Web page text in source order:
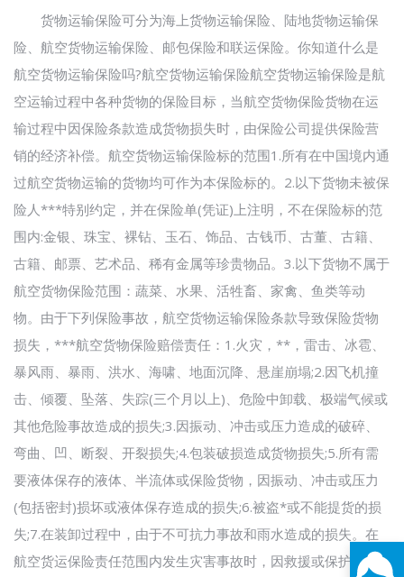
货物运输保险可分为海上货物运输保险、陆地货物运输保
险、航空货物运输保险、邮包保险和联运保险。你知道什么是
航空货物运输保险吗?航空货物运输保险航空货物运输保险是航
空运输过程中各种货物的保险目标，当航空货物保险货物在运
输过程中因保险条款造成货物损失时，由保险公司提供保险营
销的经济补偿。航空货物运输保险标的范围1.所有在中国境内通
过航空货物运输的货物均可作为本保险标的。2.以下货物未被保
险人***特别约定，并在保险单(凭证)上注明，不在保险标的范
围内:金银、珠宝、裸钻、玉石、饰品、古钱币、古董、古籍、
古籍、邮票、艺术品、稀有金属等珍贵物品。3.以下货物不属于
航空货物保险范围：蔬菜、水果、活牲畜、家禽、鱼类等动
物。由于下列保险事故，航空货物运输保险条款导致保险货物
损失，***航空货物保险赔偿责任：1.火灾，**，雷击、冰雹、
暴风雨、暴雨、洪水、海啸、地面沉降、悬崖崩塌;2.因飞机撞
击、倾覆、坠落、失踪(三个月以上)、危险中卸载、极端气候或
其他危险事故造成的损失;3.因振动、冲击或压力造成的破碎、
弯曲、凹、断裂、开裂损失;4.包装破损造成货物损失;5.所有需
要液体保存的液体、半流体或保险货物，因振动、冲击或压力
(包括密封)损坏或液体保存造成的损失;6.被盗*或不能提货的损
失;7.在装卸过程中，由于不可抗力事故和雨水造成的损失。在
航空货运保险责任范围内发生灾害事故时，因救援或保护保险